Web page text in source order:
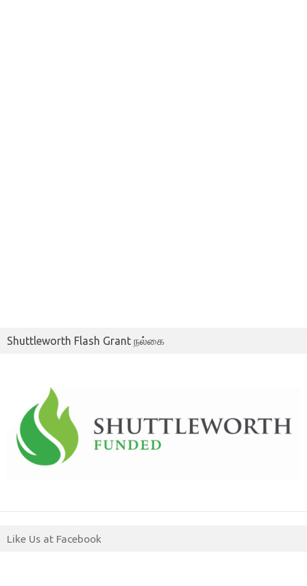
Shuttleworth Flash Grant நல்கை
Like Us at Facebook